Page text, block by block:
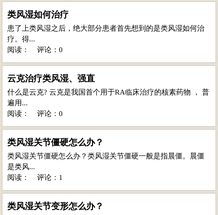
类风湿如何治疗
患了上类风湿之后，绝大部分患者首先想到的是类风湿如何治
疗。得...
阅读：
评论：0
云克治疗类风湿、强直
什么是云克? 云克是我国首个用于RA临床治疗的核素药物 ， 普
遍用...
阅读：
评论：0
类风湿关节僵硬怎么办？
类风湿关节僵硬怎么办？类风湿关节僵硬一般是指晨僵。晨僵
是类风...
阅读：
评论：1
类风湿关节变形怎么办？